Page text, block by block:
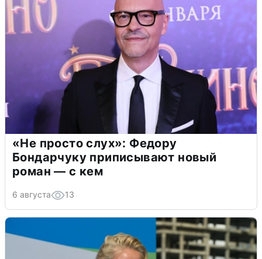
«Не просто слух»: Федору
Бондарчуку приписывают новый
роман — с кем
6 августа 13